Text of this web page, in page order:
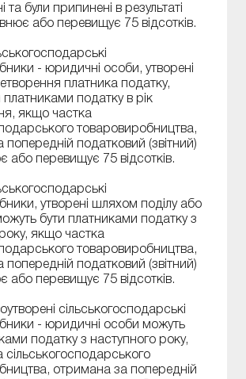
та були припинені в результаті
або перевищує 75 відсотків.
- юридичні особи, утворені
платника податку,
платниками податку в рік
якщо частка
товаровиробництва,
податковий (звітний)
або перевищує 75 відсотків.
утворені шляхом поділу або
бути платниками податку з
якщо частка
товаровиробництва,
податковий (звітний)
або перевищує 75 відсотків.
сільськогосподарські
- юридичні особи можуть
податку з наступного року,
отримана за попередній